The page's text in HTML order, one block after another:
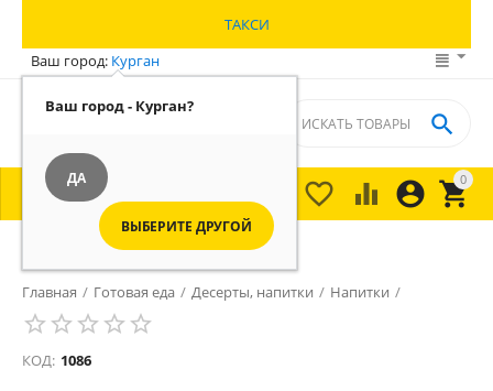
ТАКСИ
Ваш город: Курган
Ваш город - Курган?
ДА
ВЫБЕРИТЕ ДРУГОЙ
0


 

 МЕНЮ
Rich tonic 0.33л
Главная / Готовая еда / Десерты, напитки / Напитки /
КОД: 1086